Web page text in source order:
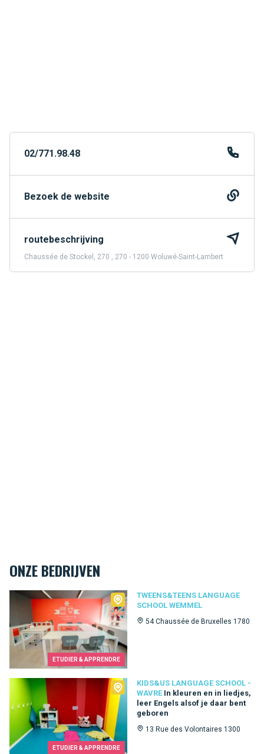
02/771.98.48
Bezoek de website
routebeschrijving
Chaussée de Stockel, 270 , 270 - 1200 Woluwé-Saint-Lambert
ONZE BEDRIJVEN
ETUDIER & APPRENDRE
TWEENS&TEENS LANGUAGE
SCHOOL WEMMEL
54 Chaussée de Bruxelles 1780
Tweens&Teens language school Wemmel
ETUDIER & APPRENDRE
KIDS&US LANGUAGE SCHOOL -
WAVRE In kleuren en in liedjes,
leer Engels alsof je daar bent
geboren
13 Rue des Volontaires 1300
Kids&Us language school - Wavre